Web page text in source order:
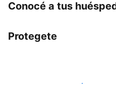
Conocé a tus
Protegete
Publicá en nuestra